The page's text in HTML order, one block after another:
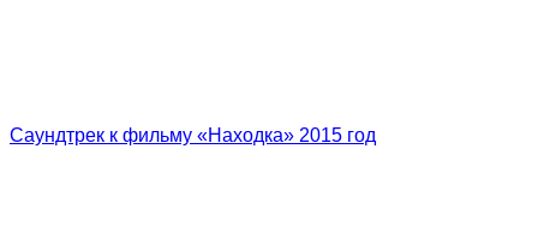
Саундтрек к фильму «Находка» 2015 год